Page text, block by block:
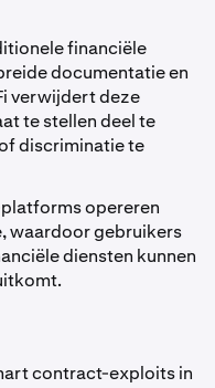
financiële
documentatie en
verwijdert deze
te stellen deel te
discriminatie te
opereren
waardoor gebruikers
diensten kunnen
contract-exploits in